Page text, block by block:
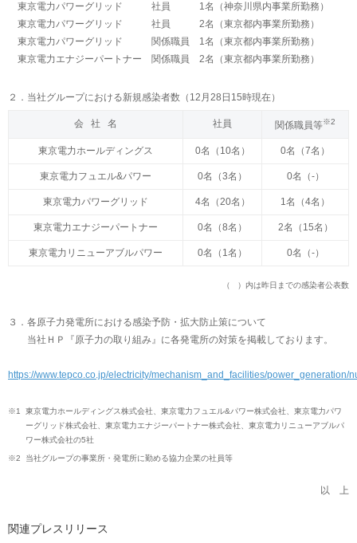
東京電力パワーグリッド 社員 1名（神奈川県内事業所勤務）
東京電力パワーグリッド 社員 2名（東京都内事業所勤務）
東京電力パワーグリッド 関係職員 1名（東京都内事業所勤務）
東京電力エナジーパートナー 関係職員 2名（東京都内事業所勤務）
２．当社グループにおける新規感染者数（12月28日15時現在）
会 社 名 社員 関係職員等※2
東京電力ホールディングス 0名（10名） 0名（7名）
東京電力フュエル&パワー 0名（3名） 0名（-）
東京電力パワーグリッド 4名（20名） 1名（4名）
東京電力エナジーパートナー 0名（8名） 2名（15名）
東京電力リニューアブルパワー 0名（1名） 0名（-）
（ ）内は昨日までの感染者公表数
３．各原子力発電所における感染予防・拡大防止策について
当社ＨＰ『原子力の取り組み』に各発電所の対策を掲載しております。
https://www.tepco.co.jp/electricity/mechanism_and_facilities/power_generation/
※1 東京電力ホールディングス株式会社、東京電力フュエル&パワー株式会社、東京電力パワ
ーグリッド株式会社、東京電力エナジーパートナー株式会社、東京電力リニューアブルパ
ワー株式会社の5社
※2 当社グループの事業所・発電所に勤める協力企業の社員等
以 上
関連プレスリリース